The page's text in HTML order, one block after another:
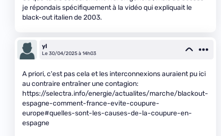
je répondais spécifiquement à la vidéo qui expliquait le
black-out italien de 2003.
yl
Le 30/04/2025 à 14h03
A priori, c'est pas cela et les interconnexions auraient pu ici
au contraire entraîner une contagion:
https://selectra.info/energie/actualites/marche/blackout-
espagne-comment-france-evite-coupure-
europe#quelles-sont-les-causes-de-la-coupure-en-
espagne